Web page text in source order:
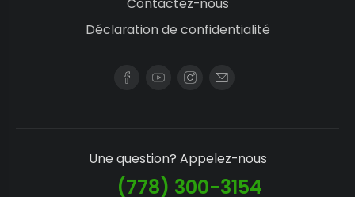
Déclaration de confidentialité
Une question? Appelez-nous
(778) 300-3154